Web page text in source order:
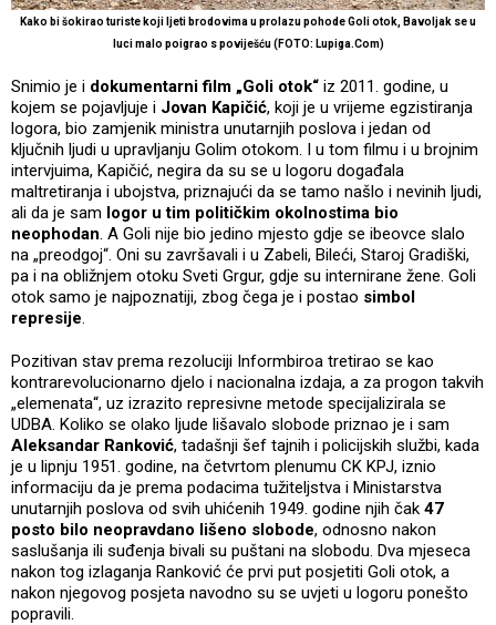
Kako bi šokirao turiste koji ljeti brodovima u prolazu pohode Goli otok, Bavoljak se u
luci malo poigrao s poviješću (FOTO: Lupiga.Com)
Snimio je i dokumentarni film „Goli otok“ iz 2011. godine, u
kojem se pojavljuje i Jovan Kapičić, koji je u vrijeme egzistiranja
logora, bio zamjenik ministra unutarnjih poslova i jedan od
ključnih ljudi u upravljanju Golim otokom. I u tom filmu i u brojnim
intervjuima, Kapičić, negira da su se u logoru događala
maltretiranja i ubojstva, priznajući da se tamo našlo i nevinih ljudi,
ali da je sam logor u tim političkim okolnostima bio
neophodan. A Goli nije bio jedino mjesto gdje se ibeovce slalo
na „preodgoj“. Oni su završavali i u Zabeli, Bileći, Staroj Gradiški,
pa i na obližnjem otoku Sveti Grgur, gdje su internirane žene. Goli
otok samo je najpoznatiji, zbog čega je i postao simbol
represije.
Pozitivan stav prema rezoluciji Informbiroa tretirao se kao
kontrarevolucionarno djelo i nacionalna izdaja, a za progon takvih
„elemenata“, uz izrazito represivne metode specijalizirala se
UDBA. Koliko se olako ljude lišavalo slobode priznao je i sam
Aleksandar Ranković, tadašnji šef tajnih i policijskih službi, kada
je u lipnju 1951. godine, na četvrtom plenumu CK KPJ, iznio
informaciju da je prema podacima tužiteljstva i Ministarstva
unutarnjih poslova od svih uhićenih 1949. godine njih čak 47
posto bilo neopravdano lišeno slobode, odnosno nakon
saslušanja ili suđenja bivali su puštani na slobodu. Dva mjeseca
nakon tog izlaganja Ranković će prvi put posjetiti Goli otok, a
nakon njegovog posjeta navodno su se uvjeti u logoru ponešto
popravili.